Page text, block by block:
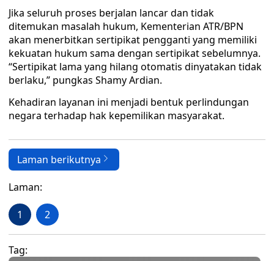
Jika seluruh proses berjalan lancar dan tidak
ditemukan masalah hukum, Kementerian ATR/BPN
akan menerbitkan sertipikat pengganti yang memiliki
kekuatan hukum sama dengan sertipikat sebelumnya.
“Sertipikat lama yang hilang otomatis dinyatakan tidak
berlaku,” pungkas Shamy Ardian.
Kehadiran layanan ini menjadi bentuk perlindungan
negara terhadap hak kepemilikan masyarakat.
Laman berikutnya
Laman:
1 2
Tag: